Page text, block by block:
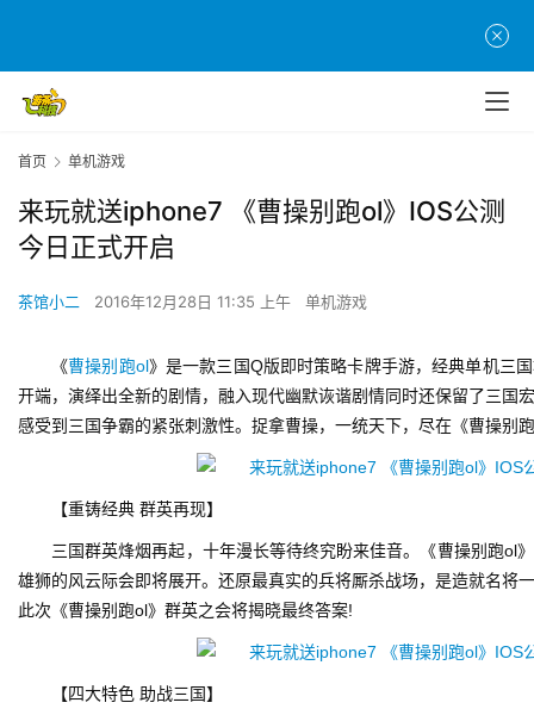
首
页
首页 单机游戏
来玩就送iphone7 《曹操别跑ol》IOS公测
今日正式开启
茶馆小二 2016年12月28日 11:35 上午 单机游戏
《曹操别跑ol》是一款三国Q版即时策略卡牌手游，经典单机三
开端，演绎出全新的剧情，融入现代幽默诙谐剧情同时还保留了三国
感受到三国争霸的紧张刺激性。捉拿曹操，一统天下，尽在《曹操别
【重铸经典 群英再现】
三国群英烽烟再起，十年漫长等待终究盼来佳音。《曹操别跑ol
雄狮的风云际会即将展开。还原最真实的兵将厮杀战场，是造就名将
此次《曹操别跑ol》群英之会将揭晓最终答案!
【四大特色 助战三国】